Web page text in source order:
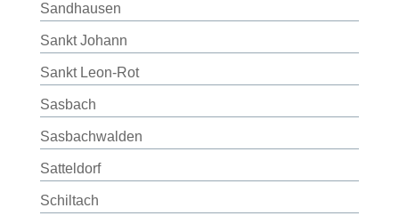
Sandhausen
Sankt Johann
Sankt Leon-Rot
Sasbach
Sasbachwalden
Satteldorf
Schiltach